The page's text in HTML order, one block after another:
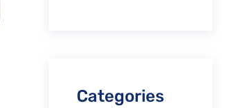
Categories